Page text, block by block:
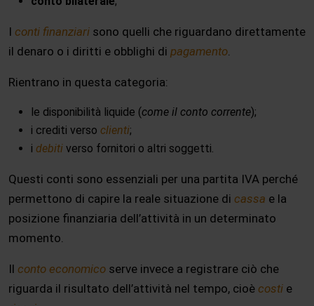
I conti finanziari sono quelli che riguardano direttamente
il denaro o i diritti e obblighi di pagamento.
Rientrano in questa categoria:
le disponibilità liquide (come il conto corrente);
i crediti verso clienti;
i debiti verso fornitori o altri soggetti.
Questi conti sono essenziali per una partita IVA perché
permettono di capire la reale situazione di cassa e la
posizione finanziaria dell’attività in un determinato
momento.
Il conto economico serve invece a registrare ciò che
riguarda il risultato dell’attività nel tempo, cioè costi e